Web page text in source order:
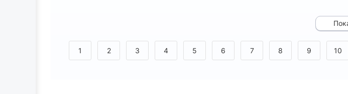
1 2 3 4 5 6 7 8 9 10